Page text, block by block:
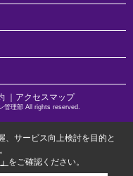
｜アクセスマップ
管理部 All rights reserved.
、サービス向上検討を目的と
をご確認ください。